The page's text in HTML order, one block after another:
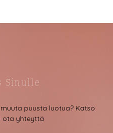
Sinulle
puusta luotua? Katso
ota yhteyttä